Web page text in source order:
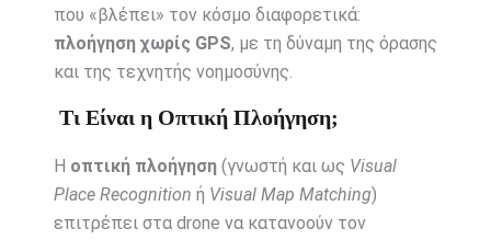
που «βλέπει» τον κόσμο διαφορετικά:
πλοήγηση χωρίς GPS, με τη δύναμη της όρασης
και της τεχνητής νοημοσύνης.
Τι Είναι η Οπτική Πλοήγηση;
Η οπτική πλοήγηση(γνωστή και ως Visual
Place Recognition ή Visual Map Matching)
επιτρέπει στα drone να κατανοούν τον